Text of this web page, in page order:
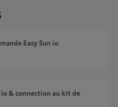
Easy Sun io